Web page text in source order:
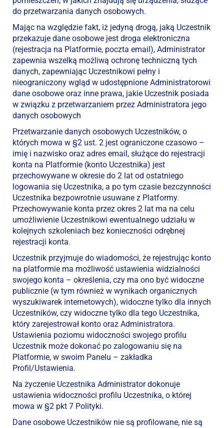
do przetwarzania danych osobowych.
Mając na względzie fakt, iż jedyną drogą, jaką Uczestnik
przekazuje dane osobowe jest droga elektroniczna
(rejestracja na Platformie, poczta email), Administrator
zapewnia wszelką możliwą ochronę techniczną tych
danych, zapewniając Uczestnikowi pełny i
nieograniczony wgląd w udostępnione Administratorowi
dane osobowe oraz inne prawa, jakie Uczestnik posiada
w związku z przetwarzaniem przez Administratora jego
danych osobowych
Przetwarzanie danych osobowych Uczestników, o
których mowa w §2 ust. 2 jest ograniczone czasowo –
imię i nazwisko oraz adres email, służące do rejestracji
konta na Platformie (konto Uczestnika) jest
przechowywane w okresie do 2 lat od ostatniego
logowania się Uczestnika, a po tym czasie bezczynności
Uczestnika bezpowrotnie usuwane z Platformy.
Przechowywanie konta przez okres 2 lat ma na celu
umożliwienie Uczestnikowi ewentualnego udziału w
kolejnych szkoleniach bez konieczności odrębnej
rejestracji konta.
Uczestnik przyjmuje do wiadomości, że rejestrując konto
na platformie ma możliwość ustawienia widzialności
swojego konta – określenia, czy ma ono być widoczne
publicznie (w tym również w wynikach organicznych
wyszukiwarek internetowych), widoczne tylko dla innych
Uczestników, czy widoczne tylko dla tego Uczestnika,
który zarejestrował konto oraz Administratora.
Ustawienia poziomu widoczności swojego profilu
Uczestnik może dokonać po zalogowaniu się na
Platformie, w swoim Panelu – zakładka
Profil/Ustawienia.
Na życzenie Uczestnika Administrator dokonuje
ustawienia widoczności profilu Uczestnika, o której
mowa w §2 pkt 7 Polityki.
Dane osobowe Uczestników nie są profilowane, nie są